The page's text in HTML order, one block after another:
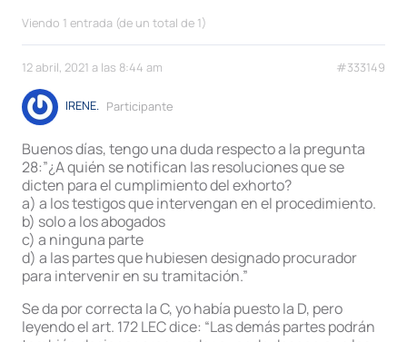
Viendo 1 entrada (de un total de 1)
12 abril, 2021 a las 8:44 am #333149
IRENE. Participante
Buenos días, tengo una duda respecto a la pregunta
28:”¿A quién se notifican las resoluciones que se
dicten para el cumplimiento del exhorto?
a) a los testigos que intervengan en el procedimiento.
b) solo a los abogados
c) a ninguna parte
d) a las partes que hubiesen designado procurador
para intervenir en su tramitación.”
Se da por correcta la C, yo había puesto la D, pero
leyendo el art. 172 LEC dice: “Las demás partes podrán